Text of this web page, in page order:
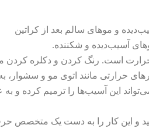
آسیب‌دیده و شکننده.
است. رنگ کردن و دکلره کردن
حرارتی مانند اتوی مو و سشوار،
این آسیب‌ها را ترمیم کرده و به
و این کار را به دست یک متخصص